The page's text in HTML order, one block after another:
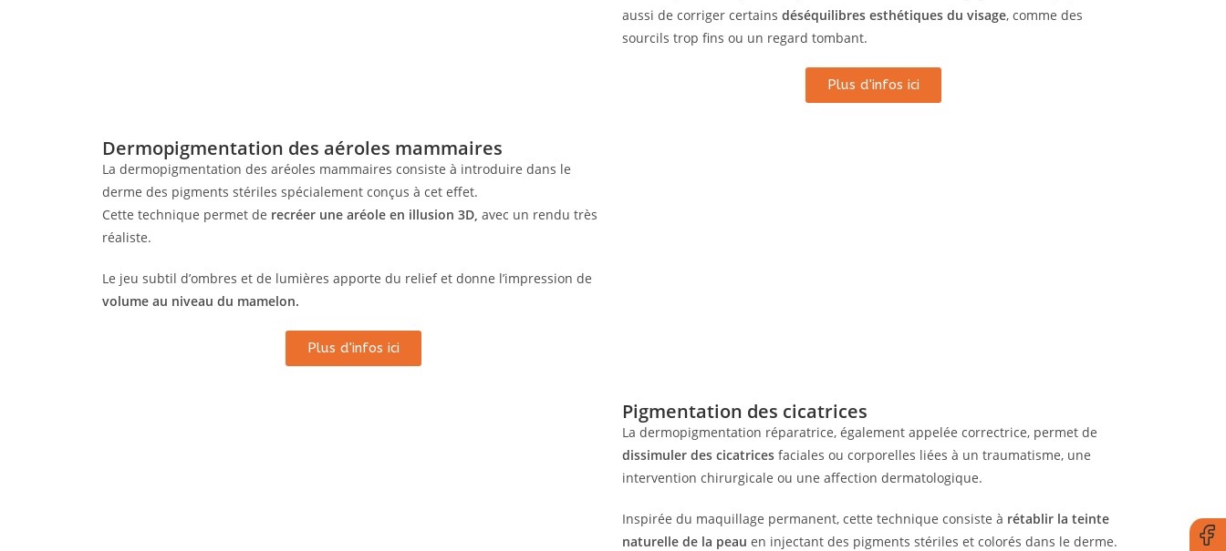
aussi de corriger certains déséquilibres esthétiques du visage, comme des
sourcils trop fins ou un regard tombant.
Plus d'infos ici
Dermopigmentation des aéroles mammaires
La dermopigmentation des aréoles mammaires consiste à introduire dans le
derme des pigments stériles spécialement conçus à cet effet.
Cette technique permet de recréer une aréole en illusion 3D, avec un rendu très
réaliste.
Le jeu subtil d’ombres et de lumières apporte du relief et donne l’impression de
volume au niveau du mamelon.
Plus d'infos ici
Pigmentation des cicatrices
La dermopigmentation réparatrice, également appelée correctrice, permet de
dissimuler des cicatrices faciales ou corporelles liées à un traumatisme, une
intervention chirurgicale ou une affection dermatologique.
Inspirée du maquillage permanent, cette technique consiste à rétablir la teinte
naturelle de la peau en injectant des pigments stériles et colorés dans le derme.